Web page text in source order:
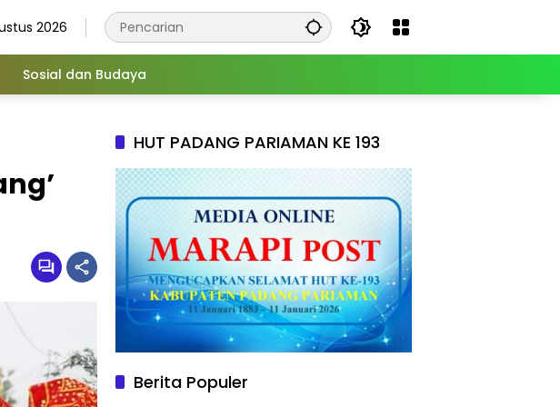
2026
Sosial dan Budaya
HUT PADANG PARIAMAN KE 193
Berita Populer